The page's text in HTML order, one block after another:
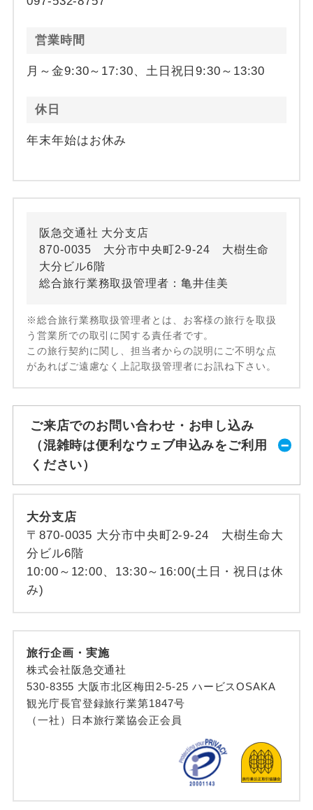
営業時間
月～金9:30～17:30、土日祝日9:30～13:30
休日
年末年始はお休み
阪急交通社 大分支店
870-0035 大分市中央町2-9-24 大樹生命
大分ビル6階
総合旅行業務取扱管理者：亀井佳美
※総合旅行業務取扱管理者とは、お客様の旅行を取扱
う営業所での取引に関する責任者です。
この旅行契約に関し、担当者からの説明にご不明な点
があればご遠慮なく上記取扱管理者にお訊ね下さい。
ご来店でのお問い合わせ・お申し込み
（混雑時は便利なウェブ申込みをご利用
ください）
大分支店
〒870-0035 大分市中央町2-9-24 大樹生命大
分ビル6階
10:00～12:00、13:30～16:00(土日・祝日は休
み)
旅行企画・実施
株式会社阪急交通社
530-8355 大阪市北区梅田2-5-25 ハービスOSAKA
観光庁長官登録旅行業第1847号
（一社）日本旅行業協会正会員